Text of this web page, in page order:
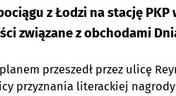
z Łodzi na stację
związane z obchodami
przeszedł przez ulicę
przyznania literackiej